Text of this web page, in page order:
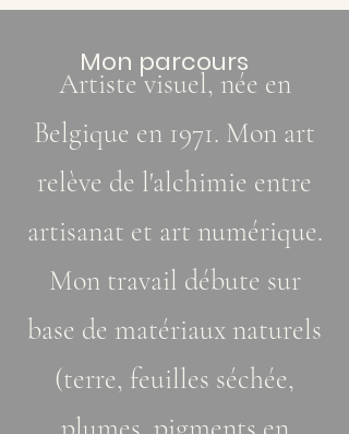
Artiste visuel, née en
Belgique en 1971. Mon art
relève de l'alchimie entre
artisanat et art numérique.
Mon travail débute sur
base de matériaux naturels
(terre, feuilles séchée,
Mon parcours